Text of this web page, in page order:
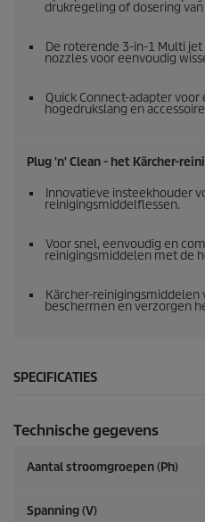
drukregeling of dosering
De roterende 3-in-1 Multi
nozzles voor eenvoudig
Quick Connect-adapter voor
hogedrukslang en
Plug 'n' Clean - het Kärcher-
Innovatieve insteekhouder
reinigingsmiddelflessen.
Voor snel, eenvoudig en
reinigingsmiddelen met de
Kärcher-
beschermen en verzorgen
SPECIFICATIES
Technische gegevens
Aantal stroomgroepen (Ph)
Spanning (V)